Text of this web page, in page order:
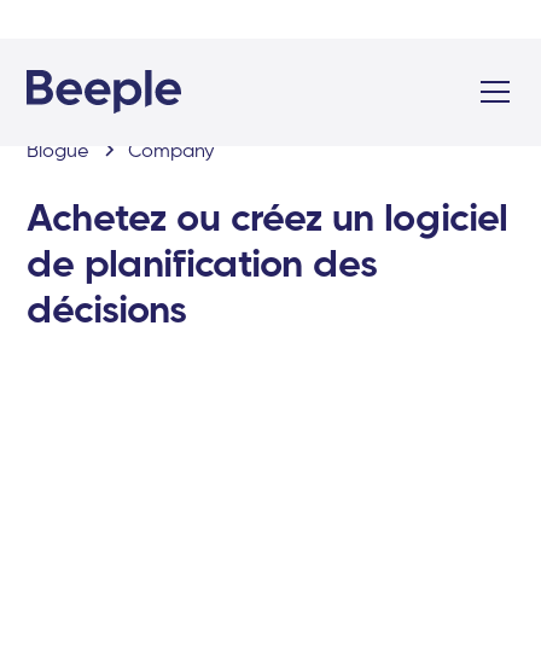
Blogue Company
Achetez ou créez un logiciel
de planification des
décisions